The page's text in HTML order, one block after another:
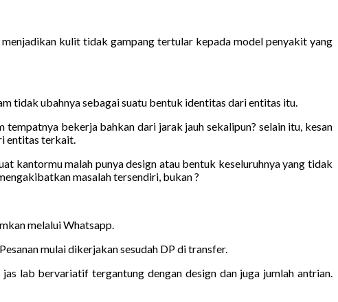
kulit tidak gampang tertular kepada model penyakit yang
tidak ubahnya sebagai suatu bentuk identitas dari entitas itu.
bekerja bahkan dari jarak jauh sekalipun? selain itu, kesan
entitas terkait.
kantormu malah punya design atau bentuk keseluruhnya yang tidak
masalah tersendiri, bukan ?
melalui Whatsapp.
mulai dikerjakan sesudah DP di transfer.
lab bervariatif tergantung dengan design dan juga jumlah antrian.